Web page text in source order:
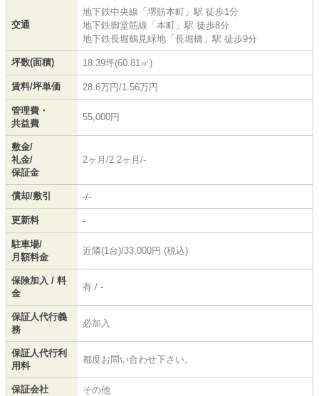
交通
地下鉄中央線 「堺筋本町 」駅 徒歩1分
地下鉄御堂筋線 「本町 」駅 徒歩8分
地下鉄長堀鶴見緑地 「長堀橋 」駅 徒歩9分
坪数(面積) 18.39坪(60.81㎡)
賃料/坪単価 28.6万円/1.56万円
管理費・
共益費
55,000円
敷金/
礼金/
保証金
2ヶ月/2.2ヶ月/-
償却/敷引 -/-
更新料 -
駐車場/
月額料金
近隣(1台)/33,000円 (税込)
保険加入 / 料
金
有 / -
保証人代行義
務
必加入
保証人代行利
用料
都度お問い合わせ下さい。
保証会社 その他